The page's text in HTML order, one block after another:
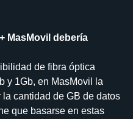
MasMovil debería
de fibra óptica
y 1Gb, en MasMovil la
cantidad de GB de datos
que basarse en estas